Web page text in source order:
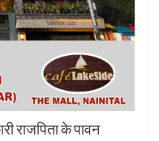
राजपिता के पावन